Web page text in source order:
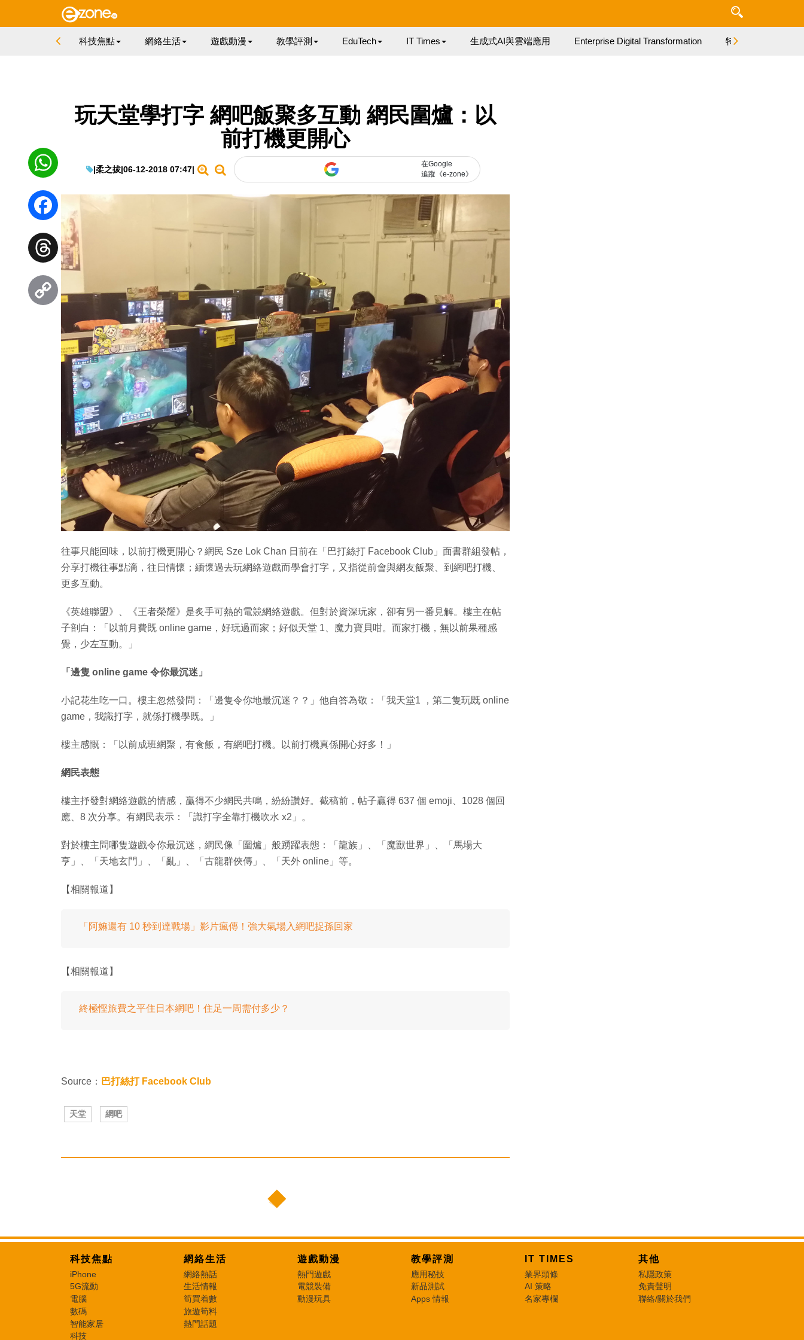
科技焦點 網絡生活 遊戲動漫 教學評測 EduTech IT Times 生成式AI與雲端應用 Enterprise Digital Transformation 特集
玩天堂學打字 網吧飯聚多互動 網民圍爐：以
前打機更開心
|柔之拔|06-12-2018 07:47|
在Google
追蹤《e-zone》
往事只能回味，以前打機更開心？網民 ‎Sze Lok Chan‎ 日前在「巴打絲打 Facebook Club」面書群組發帖，
分享打機往事點滴，往日情懷；緬懷過去玩網絡遊戲而學會打字，又指從前會與網友飯聚、到網吧打機、
更多互動。
《英雄聯盟》、《王者榮耀》是炙手可熱的電競網絡遊戲。但對於資深玩家，卻有另一番見解。樓主在帖
子剖白：「以前月費既 online game，好玩過而家；好似天堂 1、魔力寶貝咁。而家打機，無以前果種感
覺，少左互動。」
「邊隻 online game 令你最沉迷」
小記花生吃一口。樓主忽然發問：「邊隻令你地最沉迷？？」他自答為敬：「我天堂1 ，第二隻玩既 online
game，我識打字，就係打機學既。」
樓主感慨：「以前成班網聚，有食飯，有網吧打機。以前打機真係開心好多！」
網民表態
樓主抒發對網絡遊戲的情感，贏得不少網民共鳴，紛紛讚好。截稿前，帖子贏得 637 個 emoji、1028 個回
應、8 次分享。有網民表示：「識打字全靠打機吹水 x2」。
對於樓主問哪隻遊戲令你最沉迷，網民像「圍爐」般踴躍表態：「龍族」、「魔獸世界」、「馬場大
亨」、「天地玄門」、「亂」、「古龍群俠傳」、「天外 online」等。
【相關報道】
「阿嫲還有 10 秒到達戰場」影片瘋傳！強大氣場入網吧捉孫回家
【相關報道】
終極慳旅費之平住日本網吧！住足一周需付多少？
Source： 巴打絲打 Facebook Club
天堂 網吧
WhatsApp
Facebook
Threads
Link
科技焦點
iPhone
5G流動
電腦
數碼
智能家居
科技
網絡生活
網絡熱話
生活情報
筍買着數
旅遊筍料
熱門話題
遊戲動漫
熱門遊戲
電競裝備
動漫玩具
教學評測
應用秘技
新品測試
Apps 情報
IT TIMES
業界頭條
AI 策略
名家專欄
其他
私隱政策
免責聲明
聯絡/關於我們